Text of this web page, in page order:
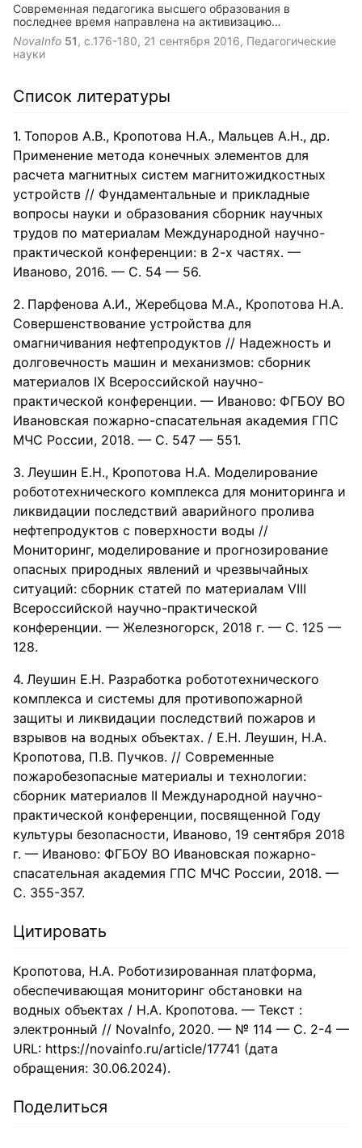
препятствующего нормальному учебному процессу.
Современная педагогика высшего образования в
последнее время направлена на активизацию
самостоятельной работы обучающегося. В данной статье
рассмотрены результаты внедрения интерактивных
приемов внеаудиторной самостоятельной работы
NovaInfo 51 , с.176-180, 21 сентября 2016, Педагогические
науки
Список литературы
Топоров А.В., Кропотова Н.А., Мальцев А.Н., др.
Применение метода конечных элементов для
расчета магнитных систем магнитожидкостных
устройств // Фундаментальные и прикладные
вопросы науки и образования сборник научных
трудов по материалам Международной научно-
практической конференции: в 2-х частях. —
Иваново, 2016. — С. 54 — 56.
Парфенова А.И., Жеребцова М.А., Кропотова Н.А.
Совершенствование устройства для
омагничивания нефтепродуктов // Надежность и
долговечность машин и механизмов: сборник
материалов IX Всероссийской научно-
практической конференции. — Иваново: ФГБОУ ВО
Ивановская пожарно-спасательная академия ГПС
МЧС России, 2018. — С. 547 — 551.
Леушин Е.Н., Кропотова Н.А. Моделирование
робототехнического комплекса для мониторинга и
ликвидации последствий аварийного пролива
нефтепродуктов с поверхности воды //
Мониторинг, моделирование и прогнозирование
опасных природных явлений и чрезвычайных
ситуаций: сборник статей по материалам VIII
Всероссийской научно-практической
конференции. — Железногорск, 2018 г. — С. 125 —
128.
Леушин Е.Н. Разработка робототехнического
комплекса и системы для противопожарной
защиты и ликвидации последствий пожаров и
взрывов на водных объектах. / Е.Н. Леушин, Н.А.
Кропотова, П.В. Пучков. // Современные
пожаробезопасные материалы и технологии:
сборник материалов II Международной научно-
практической конференции, посвященной Году
культуры безопасности, Иваново, 19 сентября 2018
г. — Иваново: ФГБОУ ВО Ивановская пожарно-
спасательная академия ГПС МЧС России, 2018. —
С. 355-357.
Цитировать
Кропотова, Н.А. Роботизированная платформа,
обеспечивающая мониторинг обстановки на
водных объектах / Н.А. Кропотова. — Текст :
электронный // NovaInfo, 2020. — № 114 — С. 2-4 —
URL: https://novainfo.ru/article/17741 (дата
обращения: 30.06.2024).
Поделиться